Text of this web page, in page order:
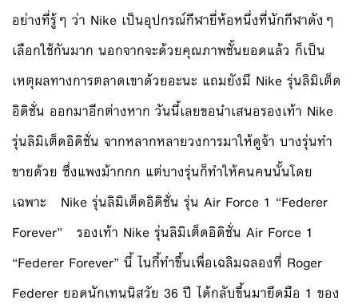
อย่างที่รู้ๆ ว่า Nike เป็นอุปกรณ์กีฬายี่ห้อหนึ่งที่นักกีฬาดังๆ
เลือกใช้กันมาก นอกจากจะด้วยคุณภาพชั้นยอดแล้ว ก็เป็น
เหตุผลทางการตลาดเขาด้วยอะนะ แถมยังมี Nike รุ่นลิมิเต็ด
อิดิชั่น ออกมาอีกต่างหาก วันนี้เลยขอนำเสนอรองเท้า Nike
รุ่นลิมิเต็ดอิดิชั่น จากหลากหลายวงการมาให้ดูจ้า บางรุ่นทำ
ขายด้วย ซึ่งแพงม้ากกก แต่บางรุ่นก็ทำให้คนคนนั้นโดย
เฉพาะ Nike รุ่นลิมิเต็ดอิดิชั่น รุ่น Air Force 1 “Federer
Forever” รองเท้า Nike รุ่นลิมิเต็ดอิดิชั่น Air Force 1
“Federer Forever” นี้ ไนกี้ทำขึ้นเพื่อเฉลิมฉลองที่ Roger
Federer ยอดนักเทนนิสวัย 36 ปี ได้กลับขึ้นมายึดมือ 1 ของ